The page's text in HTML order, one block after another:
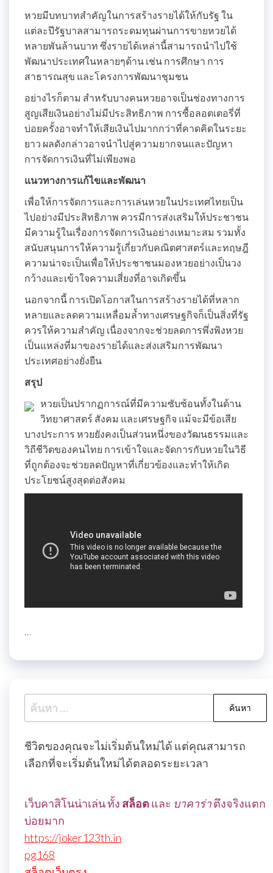
หวยมีบทบาทสำคัญในการสร้างรายได้ให้กับรัฐ ใน
แต่ละปีรัฐบาลสามารถระดมทุนผ่านการขายหวยได้
หลายพันล้านบาท ซึ่งรายได้เหล่านี้สามารถนำไปใช้
พัฒนาประเทศในหลายๆด้าน เช่น การศึกษา การ
สาธารณสุข และโครงการพัฒนาชุมชน
อย่างไรก็ตาม สำหรับบางคนหวยอาจเป็นช่องทางการ
สูญเสียเงินอย่างไม่มีประสิทธิภาพ การซื้อลอตเตอรี่ที่
บ่อยครั้งอาจทำให้เสียเงินไปมากกว่าที่คาดคิดในระยะ
ยาว ผลดังกล่าวอาจนำไปสู่ความยากจนและปัญหา
การจัดการเงินที่ไม่เพียงพอ
แนวทางการแก้ไขและพัฒนา
เพื่อให้การจัดการและการเล่นหวยในประเทศไทยเป็น
ไปอย่างมีประสิทธิภาพ ควรมีการส่งเสริมให้ประชาชน
มีความรู้ในเรื่องการจัดการเงินอย่างเหมาะสม รวมทั้ง
สนับสนุนการให้ความรู้เกี่ยวกับคณิตศาสตร์และทฤษฎี
ความน่าจะเป็นเพื่อให้ประชาชนมองหวยอย่างเป็นวง
กว้างและเข้าใจความเสี่ยงที่อาจเกิดขึ้น
นอกจากนี้ การเปิดโอกาสในการสร้างรายได้ที่หลาก
หลายและลดความเหลื่อมล้ำทางเศรษฐกิจก็เป็นสิ่งที่รัฐ
ควรให้ความสำคัญ เนื่องจากจะช่วยลดการพึ่งพิงหวย
เป็นแหล่งที่มาของรายได้และส่งเสริมการพัฒนา
ประเทศอย่างยั่งยืน
สรุป
หวยเป็นปรากฏการณ์ที่มีความซับซ้อนทั้งในด้าน
วิทยาศาสตร์ สังคม และเศรษฐกิจ แม้จะมีข้อเสีย
บางประการ หวยยังคงเป็นส่วนหนึ่งของวัฒนธรรมและ
วิถีชีวิตของคนไทย การเข้าใจและจัดการกับหวยในวิธี
ที่ถูกต้องจะช่วยลดปัญหาที่เกี่ยวข้องและทำให้เกิด
ประโยชน์สูงสุดต่อสังคม
…
ค้นหา
สำหรับ:
ชีวิตของคุณจะไม่เริ่มต้นใหม่ได้ แต่คุณสามารถ
เลือกที่จะเริ่มต้นใหม่ได้ตลอดระยะเวลา
เว็บคาสิโนน่าเล่น ทั้ง สล็อตและ บาคาร่าตึงจริงแตก
บ่อยมาก
https://joker123th.in
pg168